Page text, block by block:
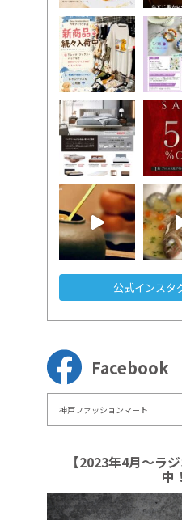
公式インスタ
Facebook
神戸ファッションマート
【2023年4月～ラ
中